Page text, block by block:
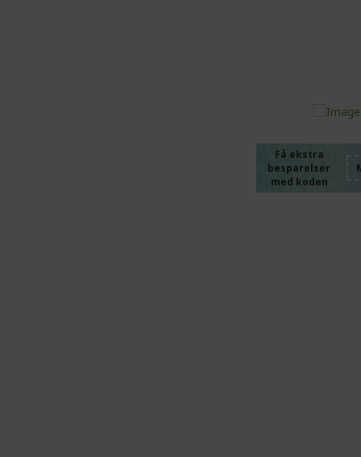
Få ekstra
besparelser
med koden